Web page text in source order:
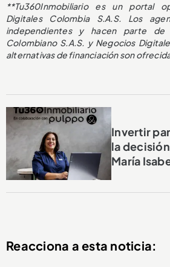
**Tu360Inmobiliario es un portal
Digitales Colombia S.A.S. Los
independientes y hacen parte de
Colombiano S.A.S. y Negocios
alternativas de financiación son
Invertir
la
María
Reacciona a esta noticia: